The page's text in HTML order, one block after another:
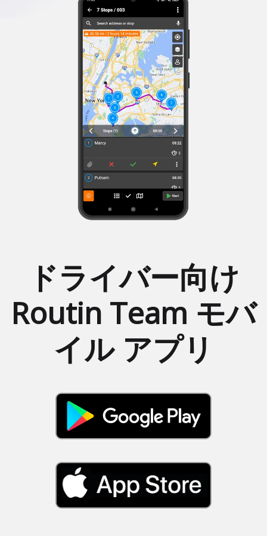
ドライバー向け
Routin Team モバ
イル アプリ